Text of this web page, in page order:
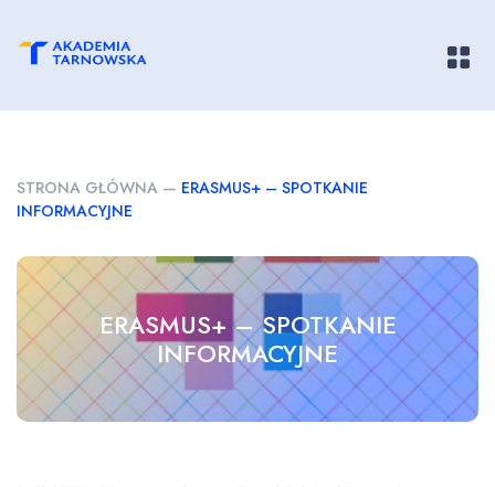
STRONA GŁÓWNA — ERASMUS+ – SPOTKANIE
INFORMACYJNE
ERASMUS+ – SPOTKANIE
INFORMACYJNE